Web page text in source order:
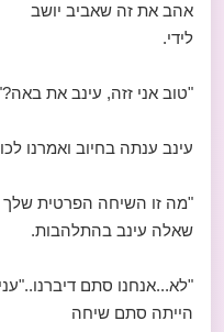
אהב את זה שאביב יושב
לידי.
"טוב אני זזה, עינב את
עינב ענתה בחיוב ואמרנו
"מה זו השיחה הפרטית
שאלה עינב בהתלהבות.
"לא...אנחנו סתם
הייתה סתם שיחה